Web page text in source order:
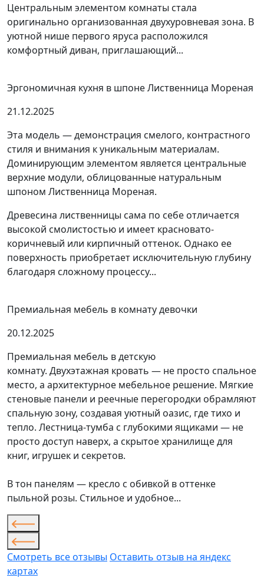
Центральным элементом комнаты стала
оригинально организованная двухуровневая зона. В
уютной нише первого яруса расположился
комфортный диван, приглашающий...
Эргономичная кухня в шпоне Лиственница Мореная
21.12.2025
Эта модель — демонстрация смелого, контрастного
стиля и внимания к уникальным материалам.
Доминирующим элементом является центральные
верхние модули, облицованные натуральным
шпоном Лиственница Мореная.
Древесина лиственницы сама по себе отличается
высокой смолистостью и имеет красновато-
коричневый или кирпичный оттенок. Однако ее
поверхность приобретает исключительную глубину
благодаря сложному процессу...
Премиальная мебель в комнату девочки
20.12.2025
Премиальная мебель в детскую
комнату. Двухэтажная кровать — не просто спальное
место, а архитектурное мебельное решение. Мягкие
стеновые панели и реечные перегородки обрамляют
спальную зону, создавая уютный оазис, где тихо и
тепло. Лестница-тумба с глубокими ящиками — не
просто доступ наверх, а скрытое хранилище для
книг, игрушек и секретов.
В тон панелям — кресло с обивкой в оттенке
пыльной розы. Стильное и удобное...
Смотреть все отзывы Оставить отзыв на яндекс
картах